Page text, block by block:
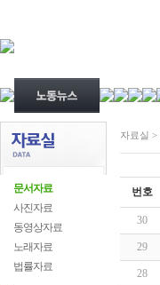
문서자료
사진자료
동영상자료
노래자료
법률자료
자료실 >
번호
30
29
28